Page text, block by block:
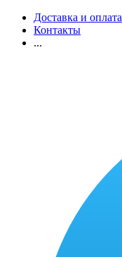
Доставка и оплата
Контакты
...